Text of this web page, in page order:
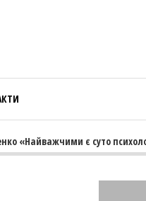
«Найважчими є суто